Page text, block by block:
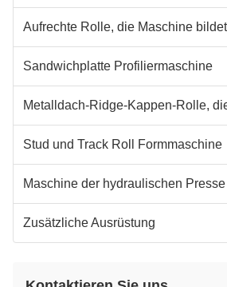
Aufrechte Rolle, die Maschine bildet
Sandwichplatte Profiliermaschine
Metalldach-Ridge-Kappen-Rolle,
Stud und Track Roll Formmaschine
Maschine der hydraulischen
Zusätzliche Ausrüstung